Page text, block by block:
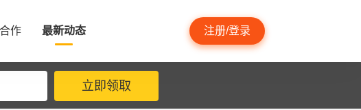
作 最新动态 注册/登录
立即领取